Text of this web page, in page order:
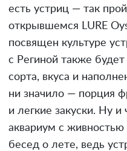
есть устриц — так
открывшемся LURE
посвящен культуре
с Региной также будет
сорта, вкуса и
ни значило — порция
и легкие закуски. Ну
аквариум с
бесед о лете, ведь